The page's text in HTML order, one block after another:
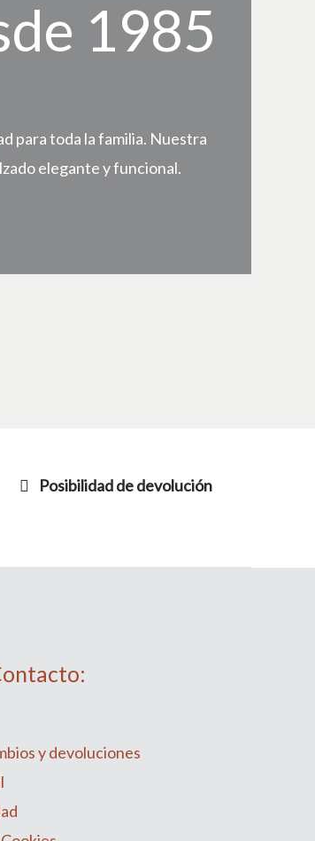
1985
para toda la familia. Nuestra
elegante y funcional.
Posibilidad de devolución
y devoluciones